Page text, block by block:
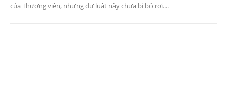
của Thượng viện, nhưng dự luật này chưa bị bỏ rơi....